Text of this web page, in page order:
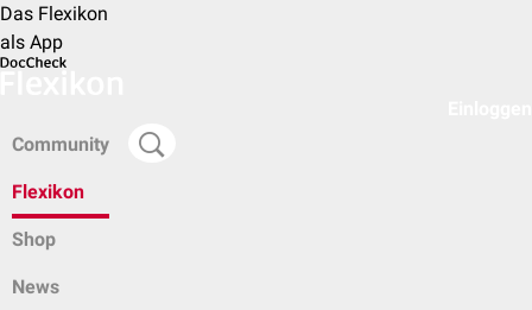
Das Flexikon
als App
Community
Flexikon
Shop
News